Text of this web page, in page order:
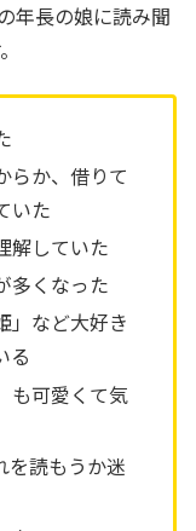
年長の娘に読み聞
らか、借りて
いた
解していた
多くなった
」など大好き
る
も可愛くて気
を読もうか迷